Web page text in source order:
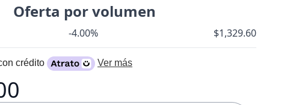
Oferta por volumen
-4.00% $1,329.60
crédito Ver más